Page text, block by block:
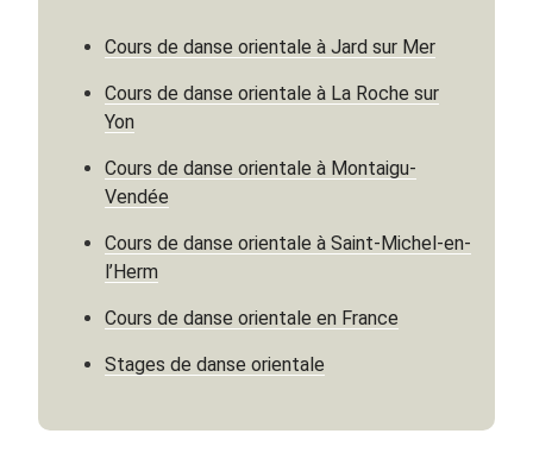
Cours de danse orientale à Jard sur Mer
Cours de danse orientale à La Roche sur
Yon
Cours de danse orientale à Montaigu-
Vendée
Cours de danse orientale à Saint-Michel-en-
l’Herm
Cours de danse orientale en France
Stages de danse orientale